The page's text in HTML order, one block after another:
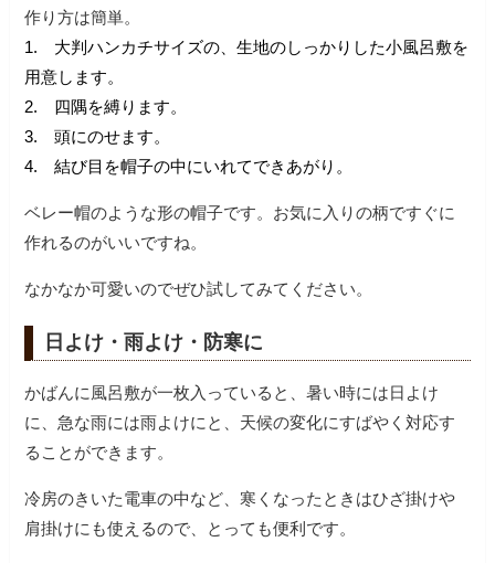
作り方は簡単。
1. 大判ハンカチサイズの、生地のしっかりした小風呂敷を
用意します。
2. 四隅を縛ります。
3. 頭にのせます。
4. 結び目を帽子の中にいれてできあがり。
ベレー帽のような形の帽子です。お気に入りの柄ですぐに
作れるのがいいですね。
なかなか可愛いのでぜひ試してみてください。
日よけ・雨よけ・防寒に
かばんに風呂敷が一枚入っていると、暑い時には日よけ
に、急な雨には雨よけにと、天候の変化にすばやく対応す
ることができます。
冷房のきいた電車の中など、寒くなったときはひざ掛けや
肩掛けにも使えるので、とっても便利です。